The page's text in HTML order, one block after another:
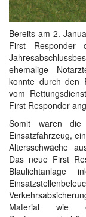
Bereits am 2.
First
ehemalige
konnte durch den
vom
First Responder
Somit waren die
Einsatzfahrzeug,
Altersschwäche
Das neue First
Blaulichtanlage
Material wie